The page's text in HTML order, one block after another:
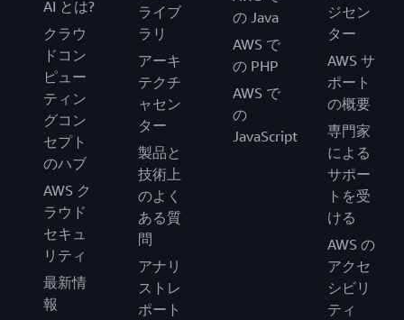
AI とは?
クラウ
ドコン
ピュー
ティン
グコン
セプト
のハブ
AWS ク
ラウド
セキュ
リティ
最新情
報
ライブ
ラリ
アーキ
テクチ
ャセン
ター
製品と
技術上
のよく
ある質
問
アナリ
ストレ
ポート
の Java
AWS で
の PHP
AWS で
の
JavaScript
ジセン
ター
AWS サ
ポート
の概要
専門家
による
サポー
トを受
ける
AWS の
アクセ
シビリ
ティ